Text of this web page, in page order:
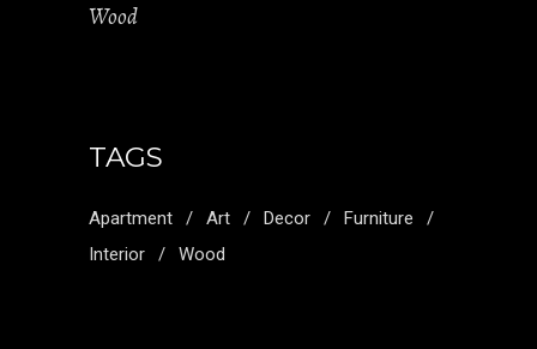
Wood
TAGS
Apartment Art Decor
Furniture
Interior
Wood